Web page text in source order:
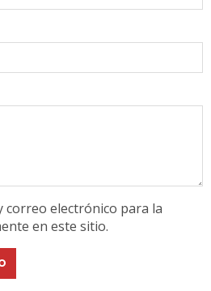
correo electrónico para la
en este sitio.